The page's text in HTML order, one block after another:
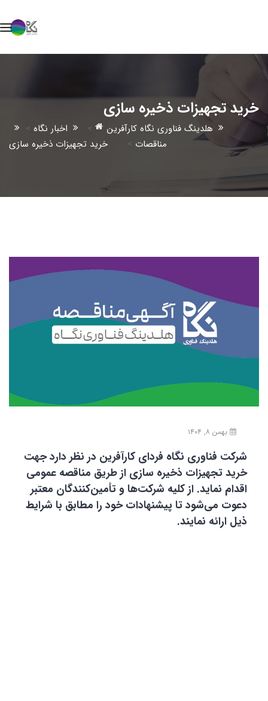
خرید تجهیزات ذخیره سازی
هلدینگ فناوری نگاه کارآفرین > اخبار نگاه >
مناقصات > خرید تجهیزات ذخیره سازی
بهمن ۸, ۱۴۰۴
شرکت فناوری نگاه فردای کارآفرین در نظر دارد جهت
خرید تجهیزات ذخیره سازی از طریق مناقصه عمومی
اقدام نماید. از کلیه شرکت‌ها و تأمین‌کنندگان معتبر
دعوت می‌شود تا پیشنهادات خود را مطابق با شرایط
ذیل ارائه نمایند.